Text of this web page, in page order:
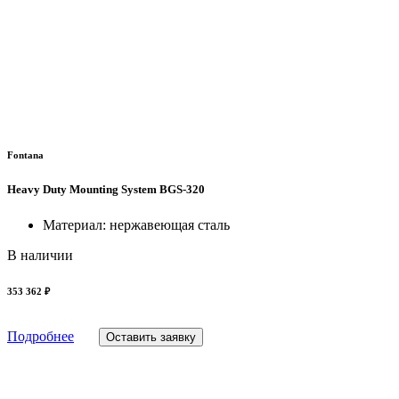
Fontana
Heavy Duty Mounting System BGS-320
Материал: нержавеющая сталь
В наличии
353 362 ₽
Подробнее Оставить заявку